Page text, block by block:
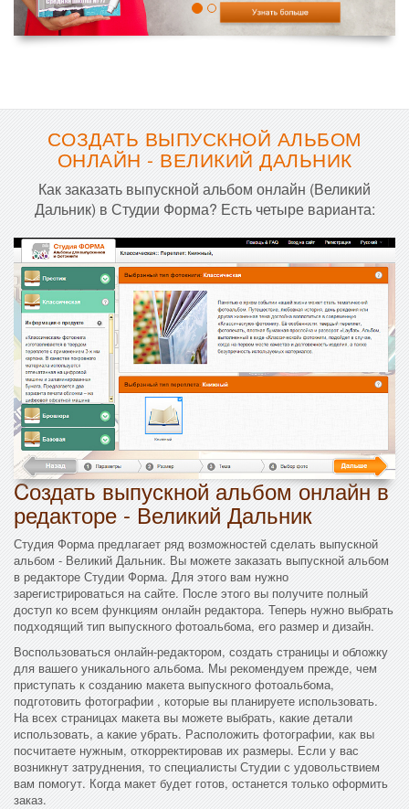
СОЗДАТЬ ВЫПУСКНОЙ АЛЬБОМ
ОНЛАЙН - ВЕЛИКИЙ ДАЛЬНИК
Как заказать выпускной альбом онлайн (Великий
Дальник) в Студии Форма? Есть четыре варианта:
Cоздать выпускной альбом онлайн в
редакторе - Великий Дальник
Студия Форма предлагает ряд возможностей сделать выпускной
альбом - Великий Дальник. Вы можете заказать выпускной альбом
в редакторе Студии Форма. Для этого вам нужно
зарегистрироваться на сайте. После этого вы получите полный
доступ ко всем функциям онлайн редактора. Теперь нужно выбрать
подходящий тип выпускного фотоальбома, его размер и дизайн.
Воспользоваться онлайн-редактором, создать страницы и обложку
для вашего уникального альбома. Мы рекомендуем прежде, чем
приступать к созданию макета выпускного фотоальбома,
подготовить фотографии , которые вы планируете использовать.
На всех страницах макета вы можете выбрать, какие детали
использовать, а какие убрать. Расположить фотографии, как вы
посчитаете нужным, откорректировав их размеры. Если у вас
возникнут затруднения, то специалисты Студии с удовольствием
вам помогут. Когда макет будет готов, останется только оформить
заказ.